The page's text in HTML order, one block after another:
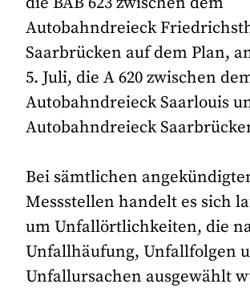
Autobahndreieck
Saarbrücken auf dem Plan,
5. Juli, die A 620 zwischen
Autobahndreieck Saarlouis
Autobahndreieck
Bei sämtlichen
Messstellen handelt es sich
um Unfallörtlichkeiten, die
Unfallhäufung, Unfallfolgen
Unfallursachen ausgewählt